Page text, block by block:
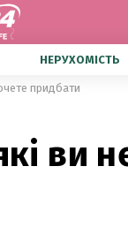
НЕРУХОМІСТЬ
придбати
ви